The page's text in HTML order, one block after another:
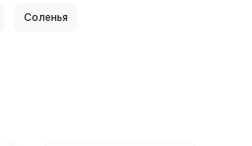
Соленья